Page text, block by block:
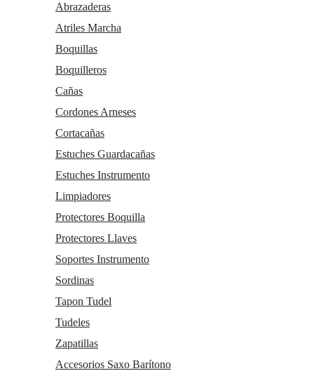
Abrazaderas
Atriles Marcha
Boquillas
Boquilleros
Cañas
Cordones Arneses
Cortacañas
Estuches Guardacañas
Estuches Instrumento
Limpiadores
Protectores Boquilla
Protectores Llaves
Soportes Instrumento
Sordinas
Tapon Tudel
Tudeles
Zapatillas
Accesorios Saxo Barítono